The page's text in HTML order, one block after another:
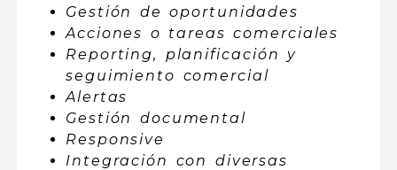
Gestión de oportunidades
Acciones o tareas comerciales
Reporting, planificación y
seguimiento comercial
Alertas
Gestión documental
Responsive
Integración con diversas